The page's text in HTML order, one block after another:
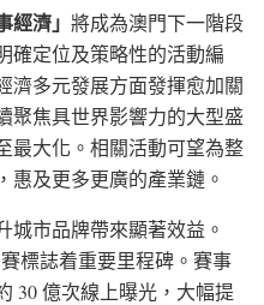
經濟」 將成為澳門下一階段
確定位及策略性的活動編
濟多元發展方面發揮愈加關
聚焦具世界影響力的大型盛
最大化。相關活動可望為整
惠及更多更廣的產業鏈。
城市品牌帶來顯著效益。
標誌着重要里程碑。賽事
30 億次線上曝光，大幅提